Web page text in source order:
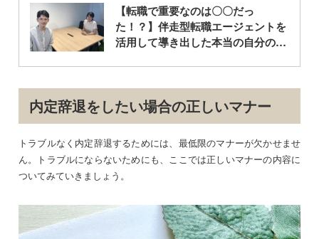
【転職で重要なのは〇〇だっ
た！？】伴走型転職エージェントを
活用して導き出した本当の自分の価
内定辞退をしたい場合の正しいマナー
トラブルなく内定辞退するためには、最低限のマナーが欠かせませ
ん。トラブルにならないためにも、ここでは正しいマナーの内容に
ついてみていきましょう。